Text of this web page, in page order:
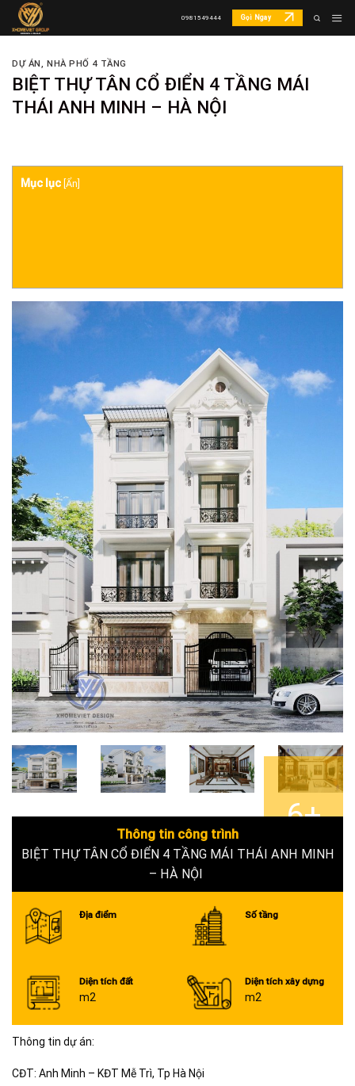
Skip
0981549444 Gọi Ngay
DỰ ÁN, NHÀ PHỐ 4 TẦNG
BIỆT THỰ TÂN CỔ ĐIỂN 4 TẦNG MÁI
THÁI ANH MINH – HÀ NỘI
Mục lục Ẩn
6+
Thông tin công trình
BIỆT THỰ TÂN CỔ ĐIỂN 4 TẦNG MÁI THÁI ANH MINH
– HÀ NỘI
Địa điểm Số tầng
Diện tích đất
m2
Diện tích xây dựng
m2
Thông tin dự án:
CĐT: Anh Minh – KĐT Mễ Trì, Tp Hà Nội